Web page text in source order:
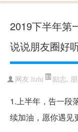
2019下半年第
说说朋友圈好
网友:lizhi 励志,
1.上半年，告一段
续加油，愿你遇见